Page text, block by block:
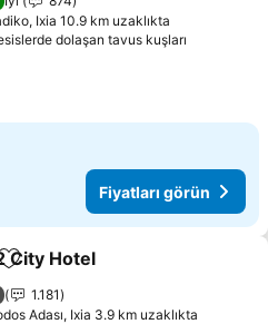
Ixia 10.9 km uzaklıkta
dolaşan tavus kuşları
Fiyatları görün
Favorilerime ekle
City Hotel
1.181
Adası, Ixia 3.9 km uzaklıkta